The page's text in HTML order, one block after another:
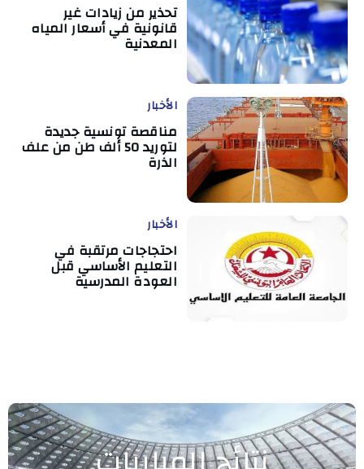
تحذير من زيادات غير
قانونية في أسعار المياه
المعدنية
الأخبار
مناقصة تونسية جديدة
لتوريد 50 ألف طن من علف
الذرة
الأخبار
احتجاجات مرتقبة في
التعليم الأساسي قبل
العودة المدرسية